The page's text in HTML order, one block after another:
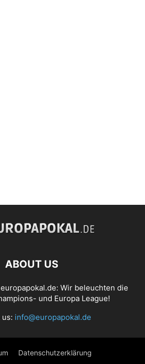
ABOUT US
Wir beleuchten die
und Europa League!
us: info@europapokal.de
Datenschutzerklärung